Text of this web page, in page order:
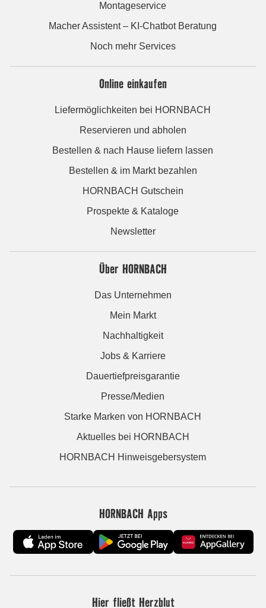
Montageservice
Macher Assistent – KI-Chatbot Beratung
Noch mehr Services
Online einkaufen
Liefermöglichkeiten bei HORNBACH
Reservieren und abholen
Bestellen & nach Hause liefern lassen
Bestellen & im Markt bezahlen
HORNBACH Gutschein
Prospekte & Kataloge
Newsletter
Über HORNBACH
Das Unternehmen
Mein Markt
Nachhaltigkeit
Jobs & Karriere
Dauertiefpreisgarantie
Presse/Medien
Starke Marken von HORNBACH
Aktuelles bei HORNBACH
HORNBACH Hinweisgebersystem
HORNBACH Apps
Hier fließt Herzblut